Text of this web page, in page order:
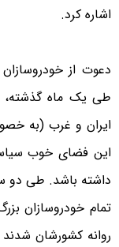
اشاره کرد.
دعوت از
طی یک ماه گذشته،
ایران و غرب (به
این فضای خوب
داشته باشد. طی دو
تمام خودروسازان
روانه کشورشان شدند